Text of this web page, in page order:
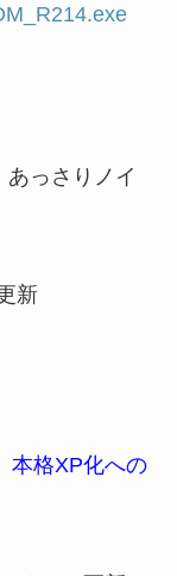
あっさりノイ
新
本格XP化への